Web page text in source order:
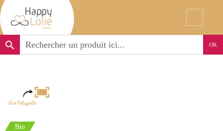
search OK
Bio